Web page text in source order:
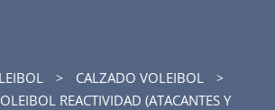
CALZADO VOLEIBOL
REACTIVIDAD (ATACANTES Y